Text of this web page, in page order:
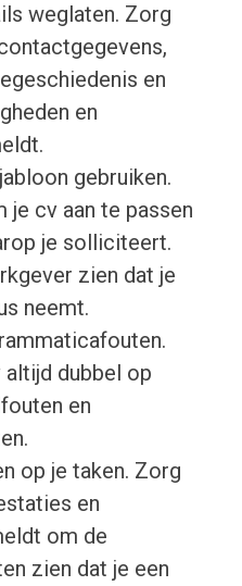
weglaten. Zorg
en
en
gebruiken.
je cv aan te passen
je solliciteert.
zien dat je
neemt.
dubbel op
en
op je taken. Zorg
en
om de
zien dat je een